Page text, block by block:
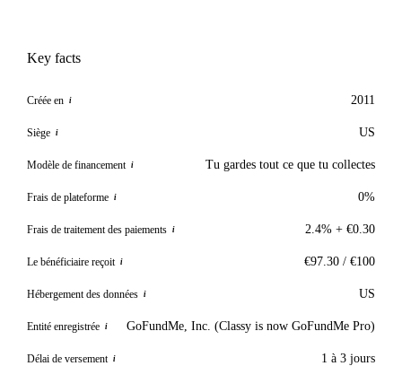
Key facts
Créée en i 2011
Siège i US
Modèle de financement i Tu gardes tout ce que tu collectes
Frais de plateforme i 0%
Frais de traitement des paiements i 2.4% + €0.30
Le bénéficiaire reçoit i €97.30 / €100
Hébergement des données i US
Entité enregistrée i GoFundMe, Inc. (Classy is now GoFundMe Pro)
Délai de versement i 1 à 3 jours